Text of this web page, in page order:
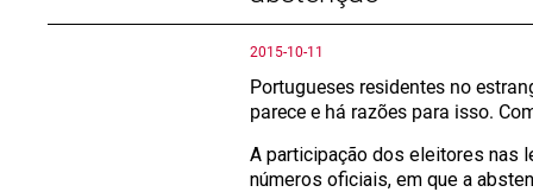
2015-10-11
Portugueses residentes no
parece e há razões para isso.
A participação dos eleitores nas
números oficiais, em que a